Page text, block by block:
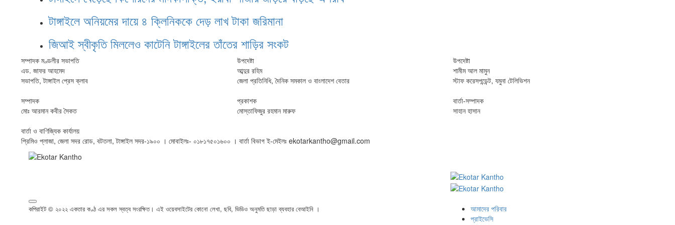
টাঙ্গাইলে অনিয়মের দায়ে ৪ ক্লিনিককে দেড় লাখ টাকা জরিমানা
জিআই স্বীকৃতি মিললেও কাটেনি টাঙ্গাইলের তাঁতের শাড়ির সংকট
সম্পাদক মণ্ডলীর সভাপতি
এড. জাফর আহমেদ
সভাপতি, টাঙ্গাইল প্রেস ক্লাব
উপদেষ্টা
আব্দুর রহিম
জেলা প্রতিনিধি, দৈনিক সমকাল ও বাংলাদেশ বেতার
উপদেষ্টা
শামীম আল মামুন
স্টাফ করেসপন্ডেন্ট, যমুনা টেলিভিশন
সম্পাদক
মোঃ আরমান কবীর সৈকত
প্রকাশক
মোস্তাফিজুর রহমান মারুফ
বার্তা-সম্পাদক
সাহান হাসান
বার্তা ও বাণিজ্যিক কার্যালয়
প্রিমিও প্লাজা, জেলা সদর রোড, বটতলা, টাঙ্গাইল সদর-১৯০০ । মোবাইলঃ- ০১৮১৭৫০১৬০০ । বার্তা বিভাগ ই-মেইলঃ ekotarkantho@gmail.com
কপিরাইট © ২০২২ একতার কণ্ঠ এর সকল স্বত্ব সংরক্ষিত। এই ওয়েবসাইটের কোনো লেখা, ছবি, ভিডিও অনুমতি ছাড়া ব্যবহার বেআইনি ।
আমাদের পরিবার
প্রাইভেসি